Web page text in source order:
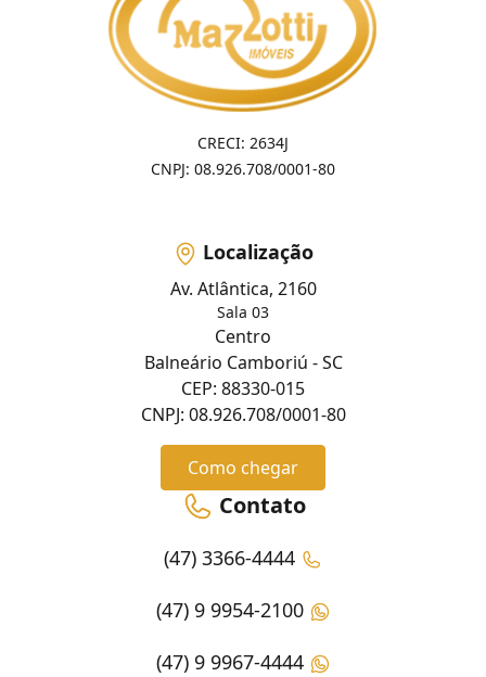
CRECI: 2634J
CNPJ: 08.926.708/0001-80
Localização
Av. Atlântica, 2160
Sala 03
Centro
Balneário Camboriú - SC
CEP: 88330-015
CNPJ: 08.926.708/0001-80
Como chegar
Contato
(47) 3366-4444
(47) 9 9954-2100
(47) 9 9967-4444